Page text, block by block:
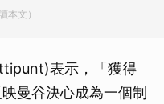
本文）
表示，「獲得
曼谷決心成為一個制